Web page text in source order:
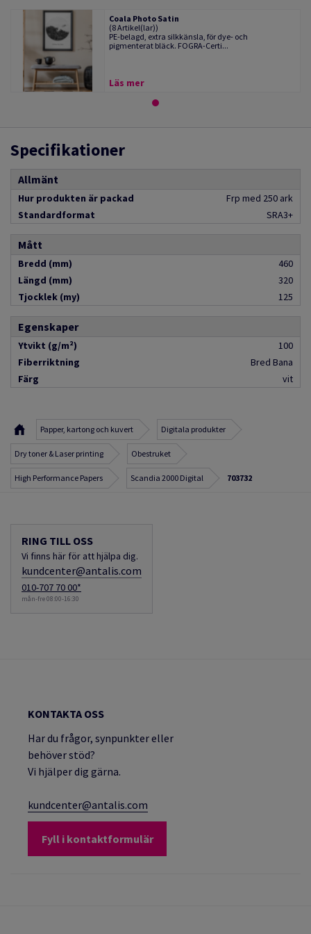
Coala Photo Satin
(8 Artikel(lar))
PE-belagd, extra silkkänsla, för dye- och
pigmenterat bläck. FOGRA-Certi...
Läs mer
Specifikationer
Allmänt
Hur produkten är packad
Frp med 250 ark
Standardformat
SRA3+
Mått
Bredd (mm)
460
Längd (mm)
320
Tjocklek (my)
125
Egenskaper
Ytvikt (g/m²)
100
Fiberriktning
Bred Bana
Färg
vit
Papper, kartong och kuvert Digitala produkter
Dry toner & Laser printing Obestruket
High Performance Papers Scandia 2000 Digital 703732
RING TILL OSS
Vi finns här för att hjälpa dig.
kundcenter@antalis.com
010-707 70 00*
mån-fre 08:00-16:30
KONTAKTA OSS
Har du frågor, synpunkter eller
behöver stöd?
Vi hjälper dig gärna.
kundcenter@antalis.com
Fyll i kontaktformulär